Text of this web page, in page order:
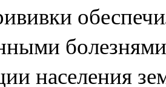
населения